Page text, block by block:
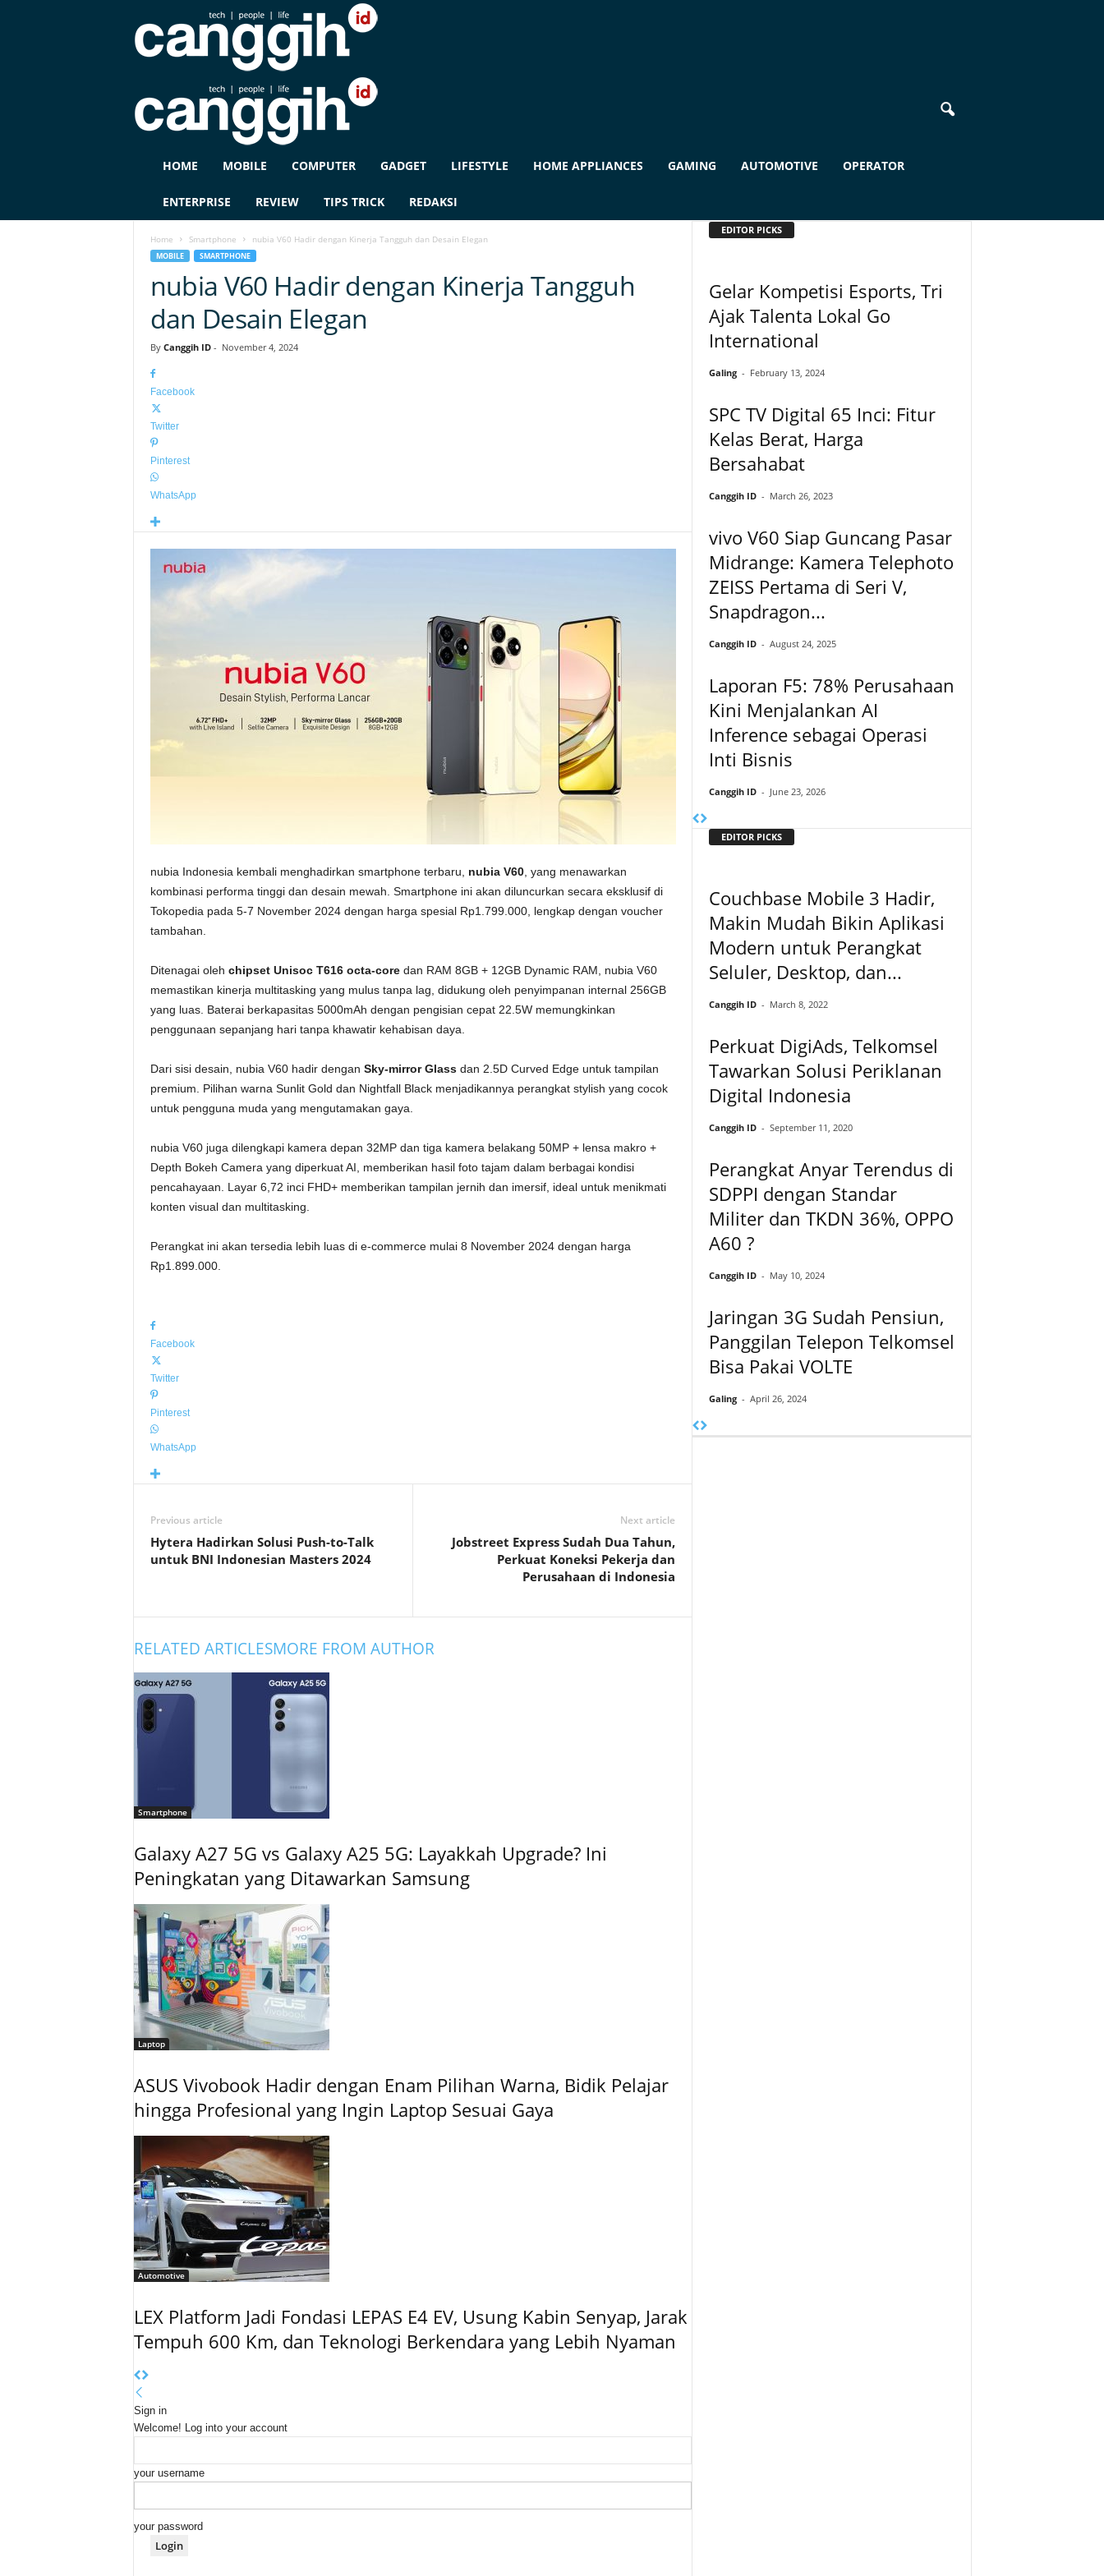
G
HOME MOBILE COMPUTER GADGET LIFESTYLE HOME APPLIANCES GAMING AUTOMOTIVE OPERATOR
ENTERPRISE REVIEW TIPS TRICK REDAKSI
Home Smartphone nubia V60 Hadir dengan Kinerja Tangguh dan Desain Elegan
MOBILE SMARTPHONE
nubia V60 Hadir dengan Kinerja Tangguh
dan Desain Elegan
By Canggih ID- November 4, 2024
Facebook
Twitter
Pinterest
WhatsApp
nubia Indonesia kembali menghadirkan smartphone terbaru, nubia V60, yang menawarkan
kombinasi performa tinggi dan desain mewah. Smartphone ini akan diluncurkan secara eksklusif di
Tokopedia pada 5-7 November 2024 dengan harga spesial Rp1.799.000, lengkap dengan voucher
tambahan.
Ditenagai oleh chipset Unisoc T616 octa-coredan RAM 8GB + 12GB Dynamic RAM, nubia V60
memastikan kinerja multitasking yang mulus tanpa lag, didukung oleh penyimpanan internal 256GB
yang luas. Baterai berkapasitas 5000mAh dengan pengisian cepat 22.5W memungkinkan
penggunaan sepanjang hari tanpa khawatir kehabisan daya.
Dari sisi desain, nubia V60 hadir dengan Sky-mirror Glassdan 2.5D Curved Edge untuk tampilan
premium. Pilihan warna Sunlit Gold dan Nightfall Black menjadikannya perangkat stylish yang cocok
untuk pengguna muda yang mengutamakan gaya.
nubia V60 juga dilengkapi kamera depan 32MP dan tiga kamera belakang 50MP + lensa makro +
Depth Bokeh Camera yang diperkuat AI, memberikan hasil foto tajam dalam berbagai kondisi
pencahayaan. Layar 6,72 inci FHD+ memberikan tampilan jernih dan imersif, ideal untuk menikmati
konten visual dan multitasking.
Perangkat ini akan tersedia lebih luas di e-commerce mulai 8 November 2024 dengan harga
Rp1.899.000.
Facebook
Twitter
Pinterest
WhatsApp
Previous article
Hytera Hadirkan Solusi Push-to-Talk
untuk BNI Indonesian Masters 2024
Next article
Jobstreet Express Sudah Dua Tahun,
Perkuat Koneksi Pekerja dan
Perusahaan di Indonesia
RELATED ARTICLESMORE FROM AUTHOR
Smartphone
Galaxy A27 5G vs Galaxy A25 5G: Layakkah Upgrade? Ini
Peningkatan yang Ditawarkan Samsung
Laptop
ASUS Vivobook Hadir dengan Enam Pilihan Warna, Bidik Pelajar
hingga Profesional yang Ingin Laptop Sesuai Gaya
Automotive
LEX Platform Jadi Fondasi LEPAS E4 EV, Usung Kabin Senyap, Jarak
Tempuh 600 Km, dan Teknologi Berkendara yang Lebih Nyaman
Sign in
Welcome! Log into your account
your username
your password
EDITOR PICKS
Gelar Kompetisi Esports, Tri
Ajak Talenta Lokal Go
International
Galing - February 13, 2024
SPC TV Digital 65 Inci: Fitur
Kelas Berat, Harga
Bersahabat
Canggih ID - March 26, 2023
vivo V60 Siap Guncang Pasar
Midrange: Kamera Telephoto
ZEISS Pertama di Seri V,
Snapdragon...
Canggih ID - August 24, 2025
Laporan F5: 78% Perusahaan
Kini Menjalankan AI
Inference sebagai Operasi
Inti Bisnis
Canggih ID - June 23, 2026
EDITOR PICKS
Couchbase Mobile 3 Hadir,
Makin Mudah Bikin Aplikasi
Modern untuk Perangkat
Seluler, Desktop, dan...
Canggih ID - March 8, 2022
Perkuat DigiAds, Telkomsel
Tawarkan Solusi Periklanan
Digital Indonesia
Canggih ID - September 11, 2020
Perangkat Anyar Terendus di
SDPPI dengan Standar
Militer dan TKDN 36%, OPPO
A60 ?
Canggih ID - May 10, 2024
Jaringan 3G Sudah Pensiun,
Panggilan Telepon Telkomsel
Bisa Pakai VOLTE
Galing - April 26, 2024